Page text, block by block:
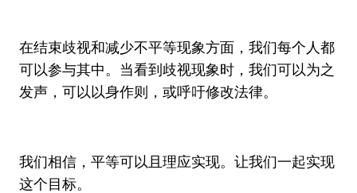
在结束歧视和减少不平等现象方面，我们每个人都
可以参与其中。当看到歧视现象时，我们可以为之
发声，可以以身作则，或呼吁修改法律。
我们相信，平等可以且理应实现。让我们一起实现
这个目标。